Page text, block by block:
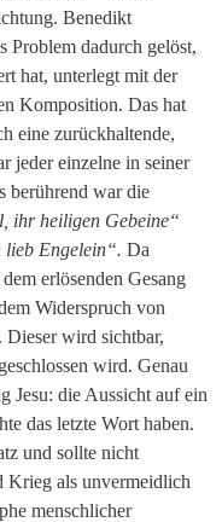
Benedikt
Problem dadurch gelöst,
hat, unterlegt mit der
Komposition. Das hat
eine zurückhaltende,
jeder einzelne in seiner
berührend war die
ihr heiligen Gebeine“
lieb Engelein“. Da
erlösenden Gesang
Widerspruch von
Dieser wird sichtbar,
wird. Genau
Jesu: die Aussicht auf ein
das letzte Wort haben.
und sollte nicht
Krieg als unvermeidlich
menschlicher